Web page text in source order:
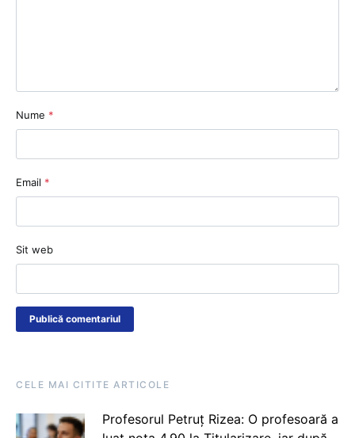
Nume *
Email *
Sit web
CELE MAI CITITE ARTICOLE
Profesorul Petruț Rizea: O profesoară a